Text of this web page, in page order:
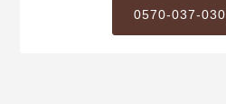
0570-037-